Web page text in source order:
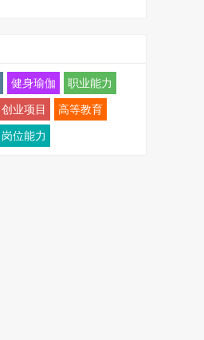
健身瑜伽 职业能力
创业项目 高等教育
岗位能力